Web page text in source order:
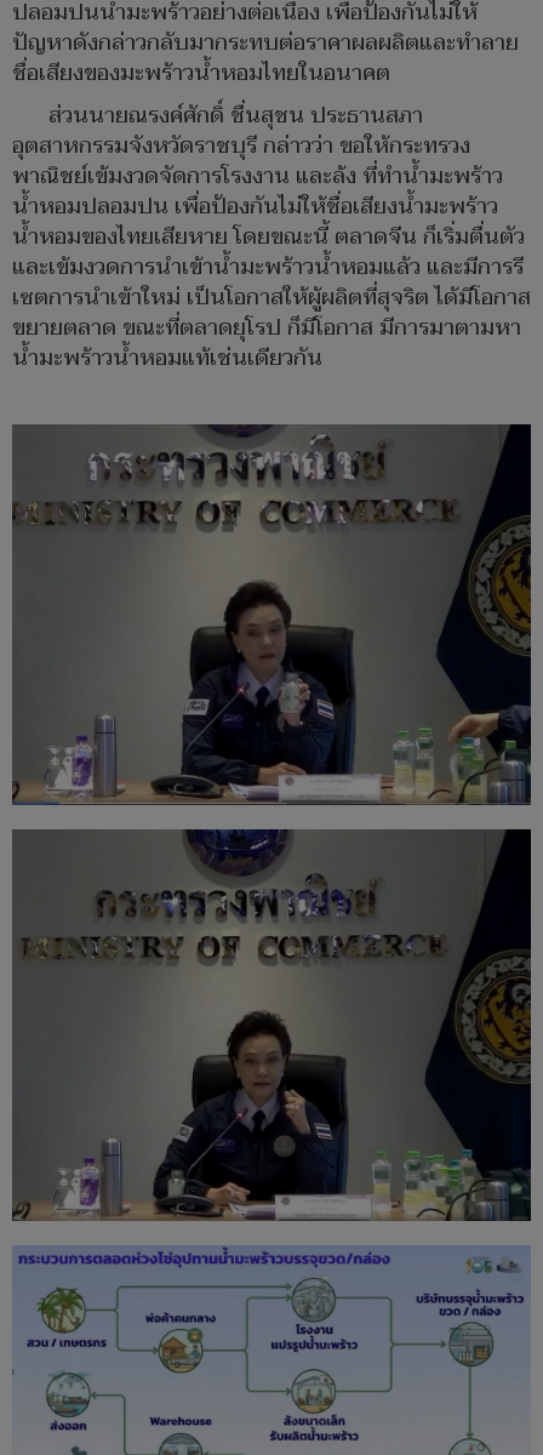
ปลอมปนน้ำมะพร้าวอย่างต่อเนื่อง เพื่อป้องกันไม่ให้
ปัญหาดังกล่าวกลับมากระทบต่อราคาผลผลิตและทำลาย
ชื่อเสียงของมะพร้าวน้ำหอมไทยในอนาคต
ส่วนนายณรงค์ศักดิ์ ชื่นสุชน ประธานสภา
อุตสาหกรรมจังหวัดราชบุรี กล่าวว่า ขอให้กระทรวง
พาณิชย์เข้มงวดจัดการโรงงาน และล้ง ที่ทำน้ำมะพร้าว
น้ำหอมปลอมปน เพื่อป้องกันไม่ให้ชื่อเสียงน้ำมะพร้าว
น้ำหอมของไทยเสียหาย โดยขณะนี้ ตลาดจีน ก็เริ่มตื่นตัว
และเข้มงวดการนำเข้าน้ำมะพร้าวน้ำหอมแล้ว และมีการรี
เซตการนำเข้าใหม่ เป็นโอกาสให้ผู้ผลิตที่สุจริต ได้มีโอกาส
ขยายตลาด ขณะที่ตลาดยุโรป ก็มีโอกาส มีการมาตามหา
น้ำมะพร้าวน้ำหอมแท้เช่นเดียวกัน